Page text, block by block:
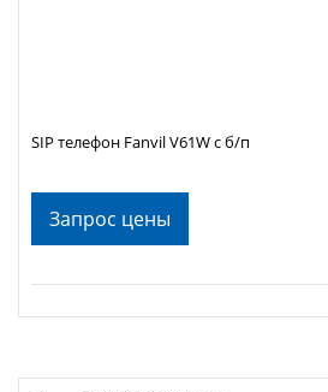
Запрос цены
SIP телефон Fanvil V61W c б/п